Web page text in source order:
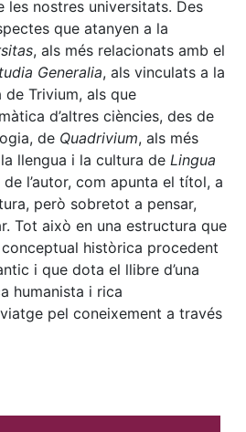
les nostres universitats. Des
que atanyen a la
, als més relacionats amb el
Generalia, als vinculats a la
Trivium, als que
d’altres ciències, des de
de Quadrivium, als més
llengua i la cultura de Lingua
l’autor, com apunta el títol, a
però sobretot a pensar,
Tot això en una estructura que
històrica procedent
i que dota el llibre d’una
humanista i rica
pel coneixement a través